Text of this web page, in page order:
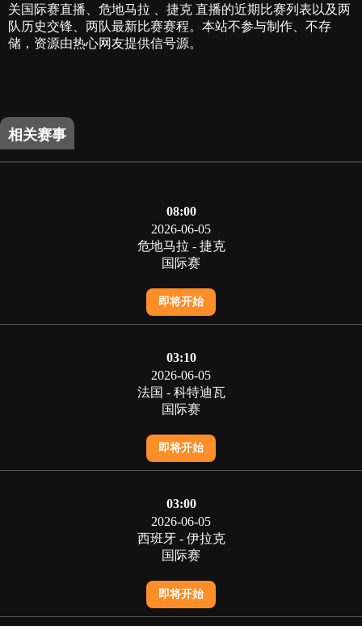
关国际赛直播、危地马拉 、捷克 直播的近期比赛列表以及两
队历史交锋、两队最新比赛赛程。本站不参与制作、不存
储，资源由热心网友提供信号源。
相关赛事
08:00
2026-06-05
危地马拉 - 捷克
国际赛
即将开始
03:10
2026-06-05
法国 - 科特迪瓦
国际赛
即将开始
03:00
2026-06-05
西班牙 - 伊拉克
国际赛
即将开始